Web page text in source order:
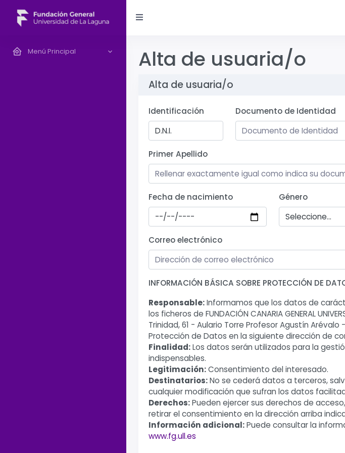
Menú Principal Alta de usuaria/o
Alta de usuaria/o
Identificación Documento de Identidad
Primer Apellido
Fecha de nacimiento Género
Correo electrónico
INFORMACIÓN BÁSICA SOBRE PROTECCIÓN DE
Responsable:Informamos que los datos de
los ficheros de FUNDACIÓN CANARIA GENERAL
Trinidad, 61 - Aulario Torre Profesor Agustín
Protección de Datos en la siguiente dirección de
Finalidad:Los datos serán utilizados para la
indispensables.
Legitimación:Consentimiento del interesado.
Destinatarios:No se cederá datos a terceros,
cualquier modificación que sufran los datos
Derechos:Pueden ejercer sus derechos de
retirar el consentimiento en la dirección arriba
Información adicional:Puede consultar la
www.fg.ull.es